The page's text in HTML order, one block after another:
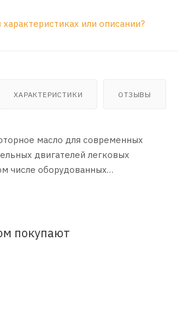
или описании?
ХАРАКТЕРИСТИКИ ОТЗЫВЫ
масло для современных
двигателей легковых
числе оборудованных
покупают